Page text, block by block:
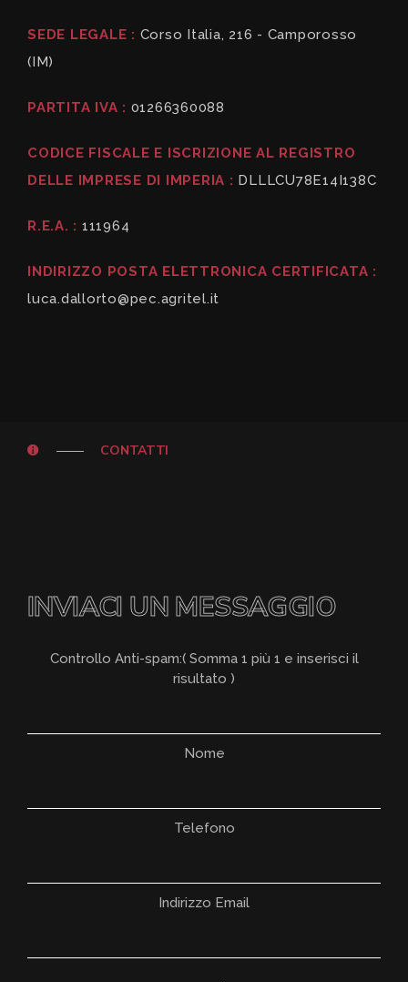
SEDE LEGALE : Corso Italia, 216 - Camporosso
(IM)
PARTITA IVA : 01266360088
CODICE FISCALE E ISCRIZIONE AL REGISTRO
DELLE IMPRESE DI IMPERIA : DLLLCU78E14I138C
R.E.A. : 111964
INDIRIZZO POSTA ELETTRONICA CERTIFICATA :
luca.dallorto@pec.agritel.it
CONTATTI
INVIACI UN MESSAGGIO
Controllo Anti-spam:( Somma 1 più 1 e inserisci il
risultato )
Nome
Telefono
Indirizzo Email